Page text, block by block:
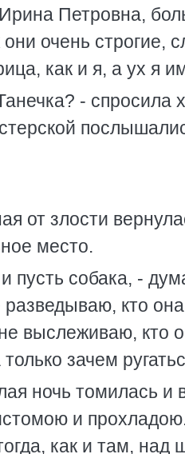
Петровна,
очень строгие,
как и я, а ух я
- спросила
от злости
место.
пусть собака, -
кто
выслеживаю, кто
зачем
ночь томилась
и
как и там,